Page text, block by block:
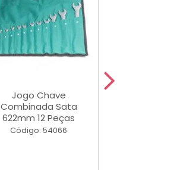
Jogo Chave
Combinada Sata
622mm 12 Peças
Código: 54066